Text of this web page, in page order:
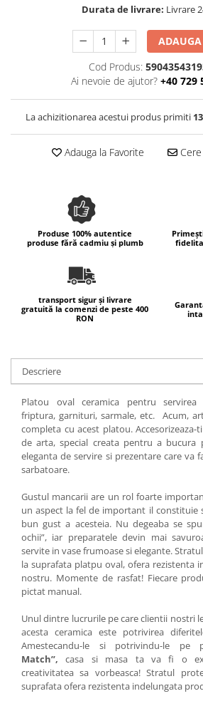
Durata de livrare: Livrare
Cod Produs:
Ai nevoie de ajutor? +40 729
La achizitionarea acestui produs primiti
Adauga la Favorite Cere
Produse 100% autentice
produse fără cadmiu și plumb
transport sigur și livrare
gratuită la comenzi de peste 400
RON
Descriere
Platou oval ceramica pentru servirea
friptura, garnituri, sarmale, etc. Acum,
completa cu acest platou. Accesorizeaza-
de arta, special creata pentru a bucura
eleganta de servire si prezentare care va
sarbatoare.
Gustul mancarii are un rol foarte
un aspect la fel de important il constituie
bun gust a acesteia. Nu degeaba se
ochii”, iar preparatele devin mai
servite in vase frumoase si elegante.
la suprafata platpu oval, ofera rezistenta
nostru. Momente de rasfat! Fiecare
pictat manual.
Unul dintre lucrurile pe care clientii nostri
acesta ceramica este potrivirea
Amestecandu-le si potrivindu-le pe
Match”,casa si masa ta va fi o
creativitatea sa vorbeasca! Stratul
suprafata ofera rezistenta indelungata